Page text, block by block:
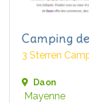
Camping
3 Sterren
Daon
Mayenne